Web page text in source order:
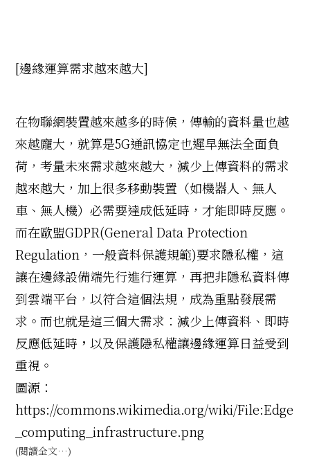
[邊緣運算需求越來越大]
在物聯網裝置越來越多的時候，傳輸的資料量也越
來越龐大，就算是5G通訊協定也遲早無法全面負
荷，考量未來需求越來越大，減少上傳資料的需求
越來越大，加上很多移動裝置（如機器人、無人
車、無人機）必需要達成低延時，才能即時反應。
而在歐盟GDPR(General Data Protection
Regulation ，一般資料保護規範)要求隱私權，這
讓在邊緣設備端先行進行運算，再把非隱私資料傳
到雲端平台，以符合這個法規，成為重點發展需
求。而也就是這三個大需求：減少上傳資料、即時
反應低延時 ，以及保護隱私權讓邊緣運算日益受到
重視。
圖源：
https://commons.wikimedia.org/wiki/File:Edge
_computing_infrastructure.png
(閱讀全文…)